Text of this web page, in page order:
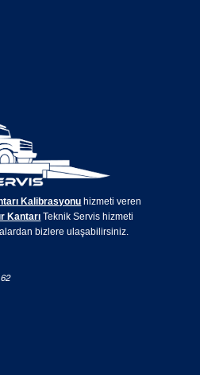
Kalibrasyonu hizmeti veren
Kantarı Teknik Servis hizmeti
bizlere ulaşabilirsiniz.